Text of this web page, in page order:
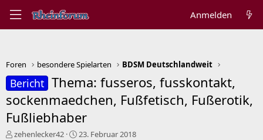
Anmelden
Foren besondere Spielarten BDSM Deutschlandweit
Bericht Thema: fusseros, fusskontakt,
sockenmaedchen, Fußfetisch, Fußerotik,
Fußliebhaber
E
zehenlecker42
E
23. Februar 2018